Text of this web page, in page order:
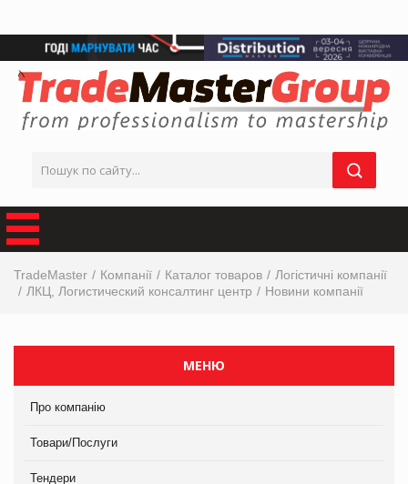
TradeMaster Компанії Каталог товаров
Логістичні компанії
ЛКЦ, Логистический консалтинг центр
Новини компанії
МЕНЮ
Про компанію
Товари/Послуги
Тендери